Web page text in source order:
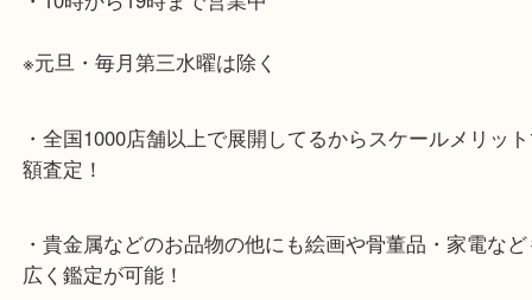
・神戸駅北側、バスロータリーの地下にある、「デ
す。
中に査定が可能！